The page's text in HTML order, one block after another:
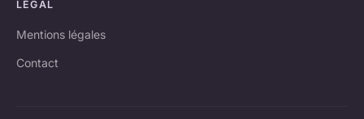
LÉGAL
Mentions légales
Contact